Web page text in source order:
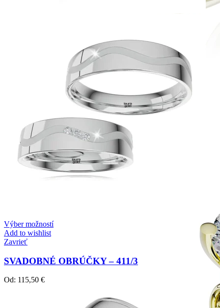
Mistique Love
Zásnubné prstne z kolekcie Mistique Love.
Výber možností
Add to wishlist
Zavrieť
SVADOBNÉ OBRÚČKY – 411/3
Od: 115,50 €